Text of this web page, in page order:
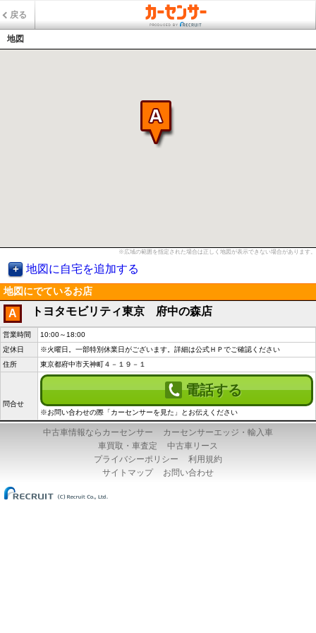
戻る
地図
※広域の範囲を指定された場合は正しく地図が表示できない場合があります。
地図に自宅を追加する
地図にでているお店
A トヨタモビリティ東京 府中の森店
営業時間
10:00～18:00
定休日
※火曜日。一部特別休業日がございます。詳細は公式ＨＰでご確認ください
住所
東京都府中市天神町４－１９－１
問合せ
電話する
※お問い合わせの際「カーセンサーを見た」とお伝えください
中古車情報ならカーセンサー
カーセンサーエッジ・輸入車
車買取・車査定
中古車リース
プライバシーポリシー
利用規約
サイトマップ
お問い合わせ